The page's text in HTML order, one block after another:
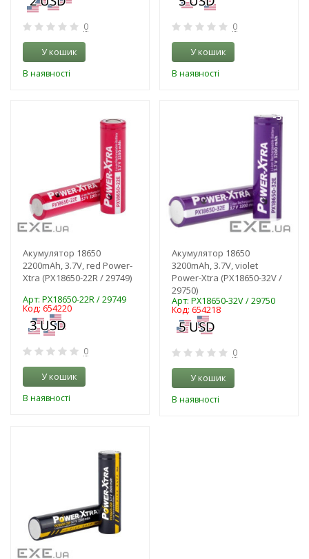
0
У кошик
В наявності
0
У кошик
В наявності
Акумулятор 18650
2200mAh, 3.7V, red Power-
Xtra (PX18650-22R / 29749)
Арт: PX18650-22R / 29749
Код: 654220
0
У кошик
В наявності
-3%
Акумулятор 18650
3200mAh, 3.7V, violet
Power-Xtra (PX18650-32V /
29750)
Арт: PX18650-32V / 29750
Код: 654218
0
У кошик
В наявності